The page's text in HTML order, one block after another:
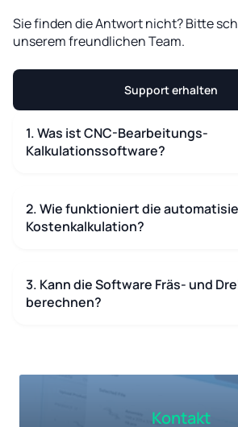
Sie finden die Antwort nicht? Bitte
unserem freundlichen Team.
Support erhalten
1. Was ist CNC-Bearbeitungs-
Kalkulationssoftware?
2. Wie funktioniert die
Kostenkalkulation?
3. Kann die Software Fräs- und
berechnen?
Kontakt